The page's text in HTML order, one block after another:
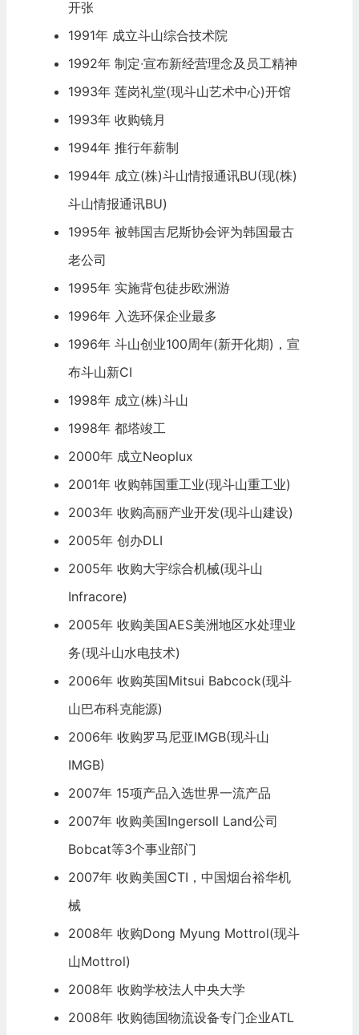
开张
1991年 成立斗山综合技术院
1992年 制定∙宣布新经营理念及员工精神
1993年 莲岗礼堂(现斗山艺术中心)开馆
1993年 收购镜月
1994年 推行年薪制
1994年 成立(株)斗山情报通讯BU(现(株)
斗山情报通讯BU)
1995年 被韩国吉尼斯协会评为韩国最古
老公司
1995年 实施背包徒步欧洲游
1996年 入选环保企业最多
1996年 斗山创业100周年(新开化期)，宣
布斗山新CI
1998年 成立(株)斗山
1998年 都塔竣工
2000年 成立Neoplux
2001年 收购韩国重工业(现斗山重工业)
2003年 收购高丽产业开发(现斗山建设)
2005年 创办DLI
2005年 收购大宇综合机械(现斗山
Infracore)
2005年 收购美国AES美洲地区水处理业
务(现斗山水电技术)
2006年 收购英国Mitsui Babcock(现斗
山巴布科克能源)
2006年 收购罗马尼亚IMGB(现斗山
IMGB)
2007年 15项产品入选世界一流产品
2007年 收购美国Ingersoll Land公司
Bobcat等3个事业部门
2007年 收购美国CTI，中国烟台裕华机
械
2008年 收购Dong Myung Mottrol(现斗
山Mottrol)
2008年 收购学校法人中央大学
2008年 收购德国物流设备专门企业ATL